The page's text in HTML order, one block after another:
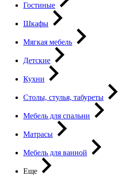
Гостиные
Шкафы
Мягкая мебель
Детские
Кухни
Столы, стулья, табуреты
Мебель для спальни
Матрасы
Мебель для ванной
Еще